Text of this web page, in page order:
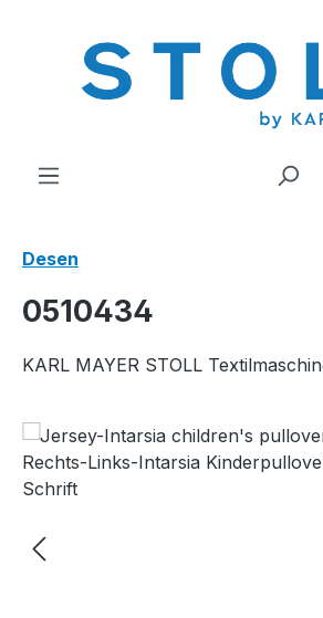
Desen
0510434
KARL MAYER STOLL
Resim galerisini atla